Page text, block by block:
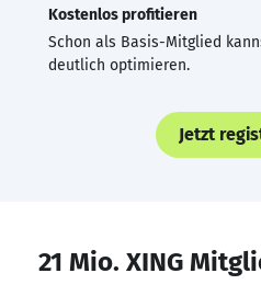
Kostenlos profitieren
Schon als Basis-Mitglied
deutlich optimieren.
Jetzt
21 Mio. XING